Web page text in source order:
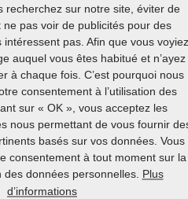
recherchez sur notre site, éviter de
ne pas voir de publicités pour des
pas. Afin que vous voyiez
auquel vous êtes habitué et n’ayez
à chaque fois. C’est pourquoi nous
consentement à l’utilisation des
sur « OK », vous acceptez les
nous permettant de vous fournir
basés sur vos données. Vous
consentement à tout moment sur la
des données personnelles.
Plus
d’informations